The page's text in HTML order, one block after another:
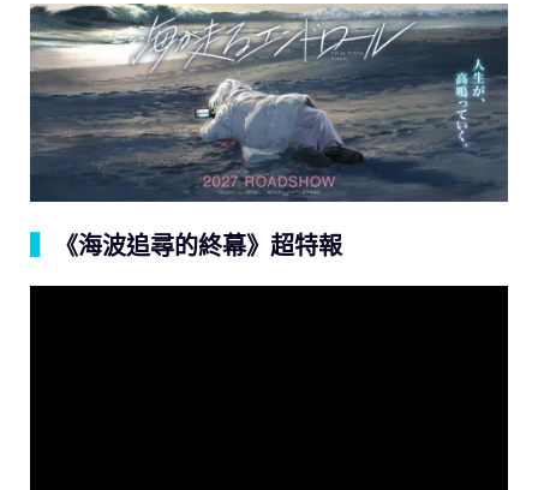
《海波追尋的終幕》超特報